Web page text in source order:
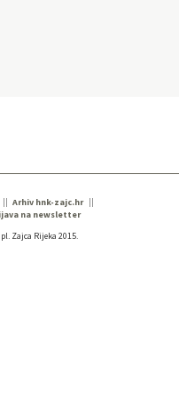
Arhiv hnk-zajc.hr
na newsletter
Zajca Rijeka 2015.